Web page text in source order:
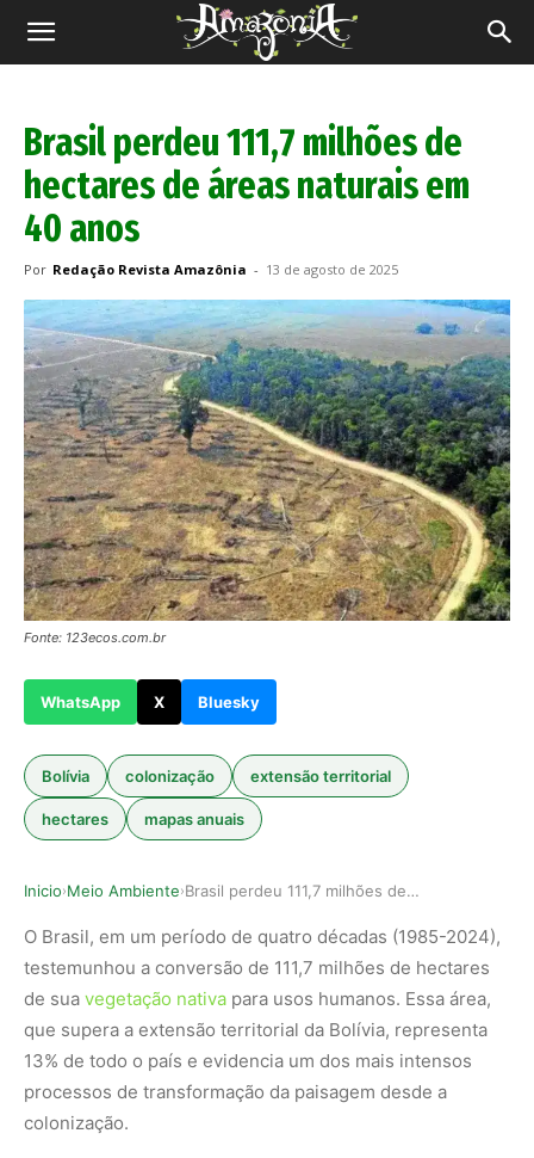
Revista
Brasil perdeu 111,7 milhões de
hectares de áreas naturais em
40 anos
Por Redação Revista Amazônia - 13 de agosto de 2025
Fonte: 123ecos.com.br
WhatsApp X Bluesky
Bolívia colonização extensão territorial
hectares mapas anuais
Inicio›Meio Ambiente› Brasil perdeu 111,7 milhões de hectares de área…
O Brasil, em um período de quatro décadas (1985-2024),
testemunhou a conversão de 111,7 milhões de hectares
de sua vegetação nativa para usos humanos. Essa área,
que supera a extensão territorial da Bolívia, representa
13% de todo o país e evidencia um dos mais intensos
processos de transformação da paisagem desde a
colonização.